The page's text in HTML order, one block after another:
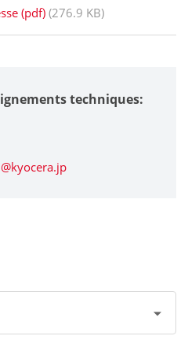
(pdf) (276.9 KB)
techniques: